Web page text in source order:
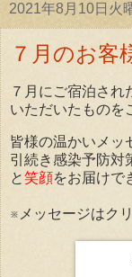
2021年8月10日火
７月のお客
７月にご宿泊さ
いただいたものを
皆様の温かいメッ
引続き感染予防対
と笑顔をお届けで
※メッセージはク